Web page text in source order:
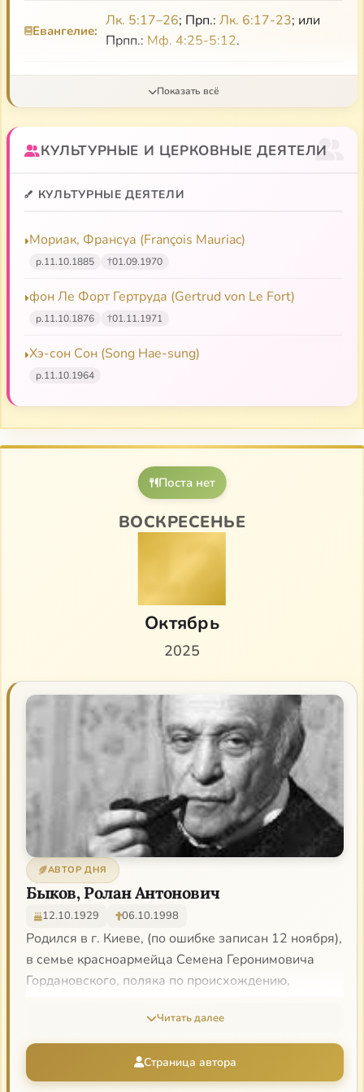
Евангелие:
Лк. 5:17–26; Прп.: Лк. 6:17-23; или
Прпп.: Мф. 4:25-5:12.
КУЛЬТУРНЫЕ И ЦЕРКОВНЫЕ ДЕЯТЕЛИ
КУЛЬТУРНЫЕ ДЕЯТЕЛИ
Мориак, Франсуа (François Mauriac)
р.11.10.1885 †01.09.1970
фон Ле Форт Гертруда (Gertrud von Le Fort)
р.11.10.1876 †01.11.1971
Хэ-сон Сон (Song Hae-sung)
р.11.10.1964
Поста нет
ВОСКРЕСЕНЬЕ
12
Октябрь
2025
АВТОР ДНЯ
Быков, Ролан Антонович
12.10.1929 06.10.1998
Родился в г. Киеве, (по ошибке записан 12 ноября),
в семье красноармейца Семена Геронимовича
Гордановского, поляка по происхождению,
австрийского плена (в Первую мировую войну)
Антоном Михайловичем Быковым, и Ситняковской
Ольги Матвеевны (Эллы Матусовны), еврейки,
несостоявшейся актрисы, увлекавшейся
Читать далее
Страница автора